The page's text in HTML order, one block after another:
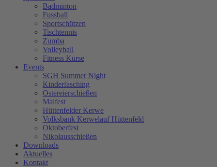
Badminton
Fussball
Sportschützen
Tischtennis
Zumba
Volleyball
Fitness Kurse
Events
SGH Summer Night
Kinderfasching
Ostereierschießen
Maifest
Hüttenfelder Kerwe
Volksbank Kerwelauf Hüttenfeld
Oktoberfest
Nikolausschießen
Downloads
Aktuelles
Kontakt